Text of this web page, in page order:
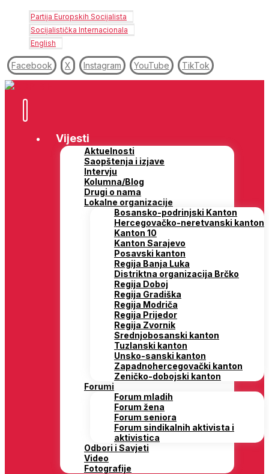
Partija Europskih Socijalista
Socijalistička Internacionala
English
Facebook X Instagram YouTube TikTok
Vijesti
Aktuelnosti
Saopštenja i izjave
Intervju
Kolumna/Blog
Drugi o nama
Lokalne organizacije
Bosansko-podrinjski Kanton
Hercegovačko-neretvanski kanton
Kanton 10
Kanton Sarajevo
Posavski kanton
Regija Banja Luka
Distriktna organizacija Brčko
Regija Doboj
Regija Gradiška
Regija Modriča
Regija Prijedor
Regija Zvornik
Srednjobosanski kanton
Tuzlanski kanton
Unsko-sanski kanton
Zapadnohercegovački kanton
Zeničko-dobojski kanton
Forumi
Forum mladih
Forum žena
Forum seniora
Forum sindikalnih aktivista i
aktivistica
Odbori i Savjeti
Video
Fotografije